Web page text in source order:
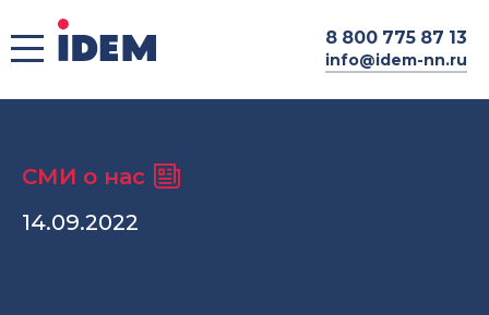
8 800 775 87 13
info@idem-nn.ru
СМИ о нас
14.09.2022